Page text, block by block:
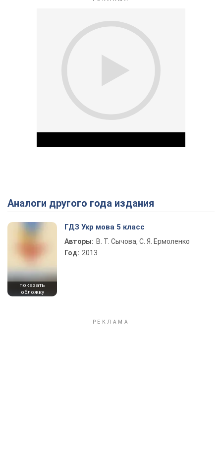
Play Video
Аналоги другого года издания
показать
обложку
ГДЗ Укр мова 5 класс
Авторы: В. Т. Сычова, С. Я. Ермоленко
Год: 2013